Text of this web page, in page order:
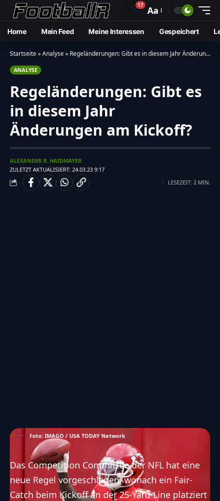
🔔17 Aa
Home Mein Feed Meine Interessen Gespeichert
Startseite»Analyse» Regeländerungen: Gibt es in diesem Jahr Änderungen am Kickoff?
ANALYSE
Regeländerungen: Gibt es
in diesem Jahr
Änderungen am Kickoff?
ZULETZT AKTUALISIERT: 24.03.23 9:17
ALEXANDER R. HAIDMAYER
LESEZEIT: 2 MIN.
Foto: IMAGO / USA TODAY Network
Das Competition Committee der NFL hat eine
neue Regel vorgeschlagen, wonach ein Fair-
Catch beim Kickoff an der 25-Yard-Line platziert